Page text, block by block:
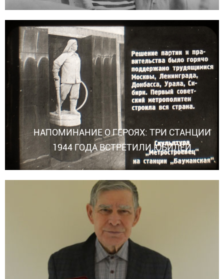
НАПОМИНАНИЕ О ГЕРОЯХ: ТРИ СТАНЦИИ
1944 ГОДА ВСТРЕТИЛИ ЮБИЛЕЙ